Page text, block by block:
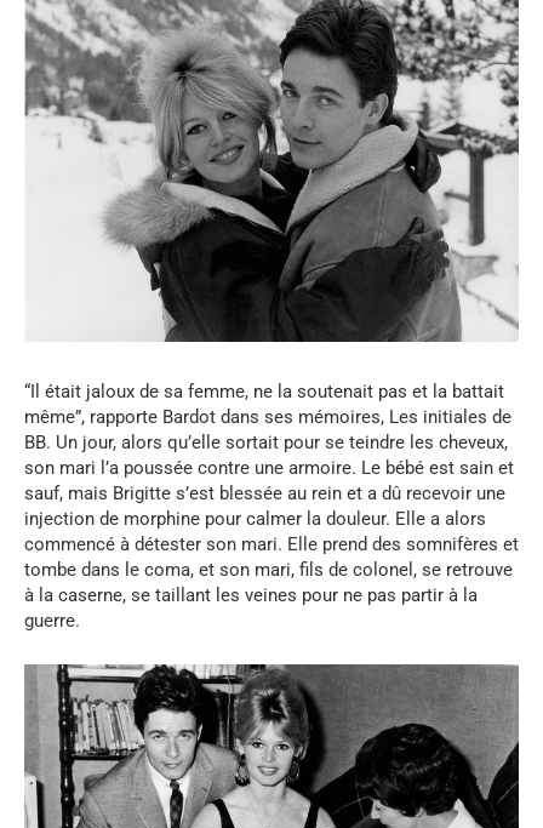
“Il était jaloux de sa femme, ne la soutenait pas et la battait
même”, rapporte Bardot dans ses mémoires, Les initiales de
BB. Un jour, alors qu’elle sortait pour se teindre les cheveux,
son mari l’a poussée contre une armoire. Le bébé est sain et
sauf, mais Brigitte s’est blessée au rein et a dû recevoir une
injection de morphine pour calmer la douleur. Elle a alors
commencé à détester son mari. Elle prend des somnifères et
tombe dans le coma, et son mari, fils de colonel, se retrouve
à la caserne, se taillant les veines pour ne pas partir à la
guerre.